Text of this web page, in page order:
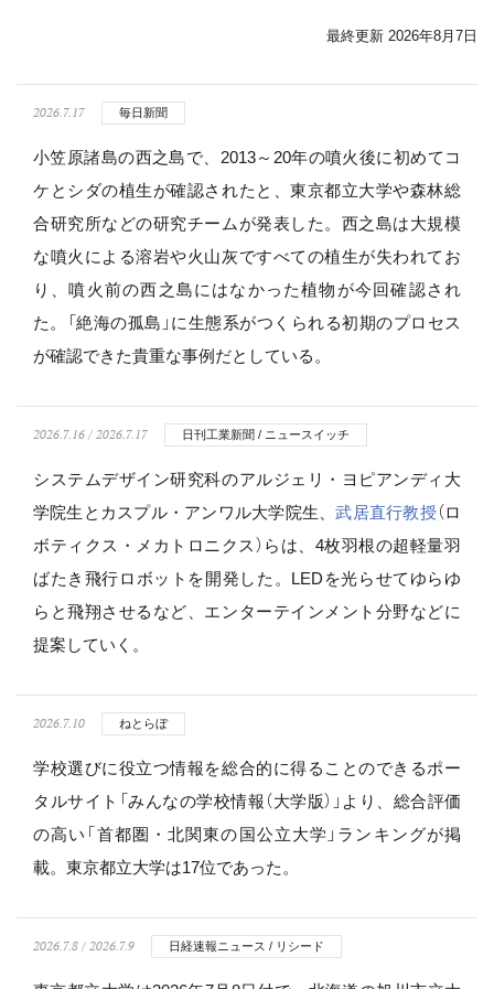
最終更新 2026年8月7日
2026.7.17 毎日新聞
小笠原諸島の西之島で、2013～20年の噴火後に初めてコ
ケとシダの植生が確認されたと、東京都立大学や森林総
合研究所などの研究チームが発表した。西之島は大規模
な噴火による溶岩や火山灰ですべての植生が失われてお
り、噴火前の西之島にはなかった植物が今回確認され
た。「絶海の孤島」に生態系がつくられる初期のプロセス
が確認できた貴重な事例だとしている。
2026.7.16 / 2026.7.17 日刊工業新聞 / ニュースイッチ
システムデザイン研究科のアルジェリ・ヨピアンディ大
学院生とカスプル・アンワル大学院生、武居直行教授（ロ
ボティクス・メカトロニクス）らは、4枚羽根の超軽量羽
ばたき飛行ロボットを開発した。LEDを光らせてゆらゆ
らと飛翔させるなど、エンターテインメント分野などに
提案していく。
2026.7.10 ねとらぼ
学校選びに役立つ情報を総合的に得ることのできるポー
タルサイト「みんなの学校情報（大学版）」より、総合評価
の高い「首都圏・北関東の国公立大学」ランキングが掲
載。東京都立大学は17位であった。
2026.7.8 / 2026.7.9 日経速報ニュース / リシード